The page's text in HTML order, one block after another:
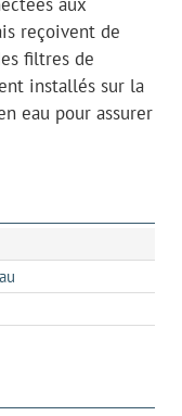
reçoivent de
filtres de
installés sur la
eau pour assurer